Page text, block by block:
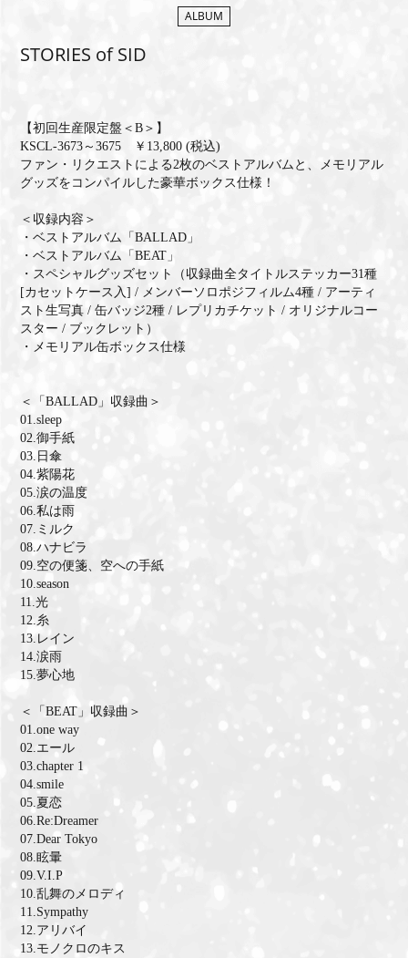
MEMBERS CLUB ID-S
ALBUM
STORIES of SID
【初回生産限定盤＜B＞】
KSCL-3673～3675 ￥13,800 (税込)
ファン・リクエストによる2枚のベストアルバムと、メモリアル
グッズをコンパイルした豪華ボックス仕様！
＜収録内容＞
・ベストアルバム「BALLAD」
・ベストアルバム「BEAT」
・スペシャルグッズセット（収録曲全タイトルステッカー31種
[カセットケース入] / メンバーソロポジフィルム4種 / アーティ
スト生写真 / 缶バッジ2種 / レプリカチケット / オリジナルコー
スター / ブックレット）
・メモリアル缶ボックス仕様
＜「BALLAD」収録曲＞
01.sleep
02.御手紙
03.日傘
04.紫陽花
05.涙の温度
06.私は雨
07.ミルク
08.ハナビラ
09.空の便箋、空への手紙
10.season
11.光
12.糸
13.レイン
14.涙雨
15.夢心地
＜「BEAT」収録曲＞
01.one way
02.エール
03.chapter 1
04.smile
05.夏恋
06.Re:Dreamer
07.Dear Tokyo
08.眩暈
09.V.I.P
10.乱舞のメロディ
11.Sympathy
12.アリバイ
13.モノクロのキス